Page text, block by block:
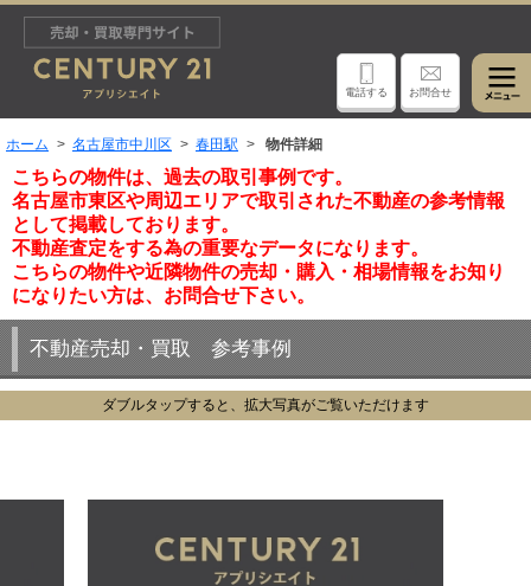
電話する お問合せ
ホーム 名古屋市中川区 春田駅 物件詳細
こちらの物件は、過去の取引事例です。
名古屋市東区や周辺エリアで取引された不動産の参考情報
として掲載しております。
不動産査定をする為の重要なデータになります。
こちらの物件や近隣物件の売却・購入・相場情報をお知り
になりたい方は、お問合せ下さい。
不動産売却・買取 参考事例
ダブルタップすると、拡大写真がご覧いただけます